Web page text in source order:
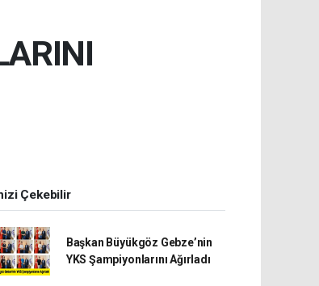
Çekebilir
Başkan Büyükgöz Gebze’nin
YKS Şampiyonlarını Ağırladı